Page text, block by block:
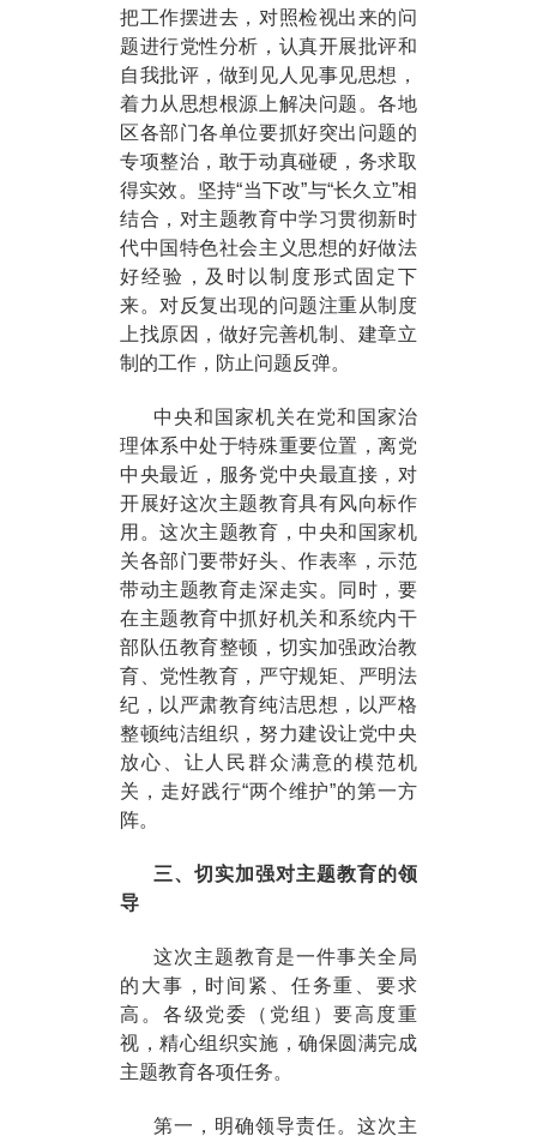
把工作摆进去，对照检视出来的问
题进行党性分析，认真开展批评和
自我批评，做到见人见事见思想，
着力从思想根源上解决问题。各地
区各部门各单位要抓好突出问题的
专项整治，敢于动真碰硬，务求取
得实效。坚持“当下改”与“长久立”相
结合，对主题教育中学习贯彻新时
代中国特色社会主义思想的好做法
好经验，及时以制度形式固定下
来。对反复出现的问题注重从制度
上找原因，做好完善机制、建章立
制的工作，防止问题反弹。
中央和国家机关在党和国家治
理体系中处于特殊重要位置，离党
中央最近，服务党中央最直接，对
开展好这次主题教育具有风向标作
用。这次主题教育，中央和国家机
关各部门要带好头、作表率，示范
带动主题教育走深走实。同时，要
在主题教育中抓好机关和系统内干
部队伍教育整顿，切实加强政治教
育、党性教育，严守规矩、严明法
纪，以严肃教育纯洁思想，以严格
整顿纯洁组织，努力建设让党中央
放心、让人民群众满意的模范机
关，走好践行“两个维护”的第一方
阵。
三、切实加强对主题教育的领
导
这次主题教育是一件事关全局
的大事，时间紧、任务重、要求
高。各级党委（党组）要高度重
视，精心组织实施，确保圆满完成
主题教育各项任务。
第一，明确领导责任。这次主